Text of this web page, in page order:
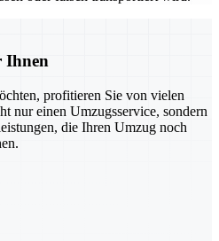
Ihnen
profitieren Sie von vielen
nur einen Umzugsservice, sondern
die Ihren Umzug noch